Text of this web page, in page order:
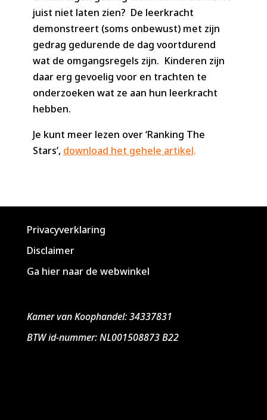
juist niet laten zien? De leerkracht
demonstreert (soms onbewust) met zijn
gedrag gedurende de dag voortdurend
wat de omgangsregels zijn. Kinderen zijn
daar erg gevoelig voor en trachten te
onderzoeken wat ze aan hun leerkracht
hebben.
Je kunt meer lezen over ‘Ranking The
Stars’, download het gehele artikel.
Privacyverklaring
Disclaimer
Ga hier naar de webwinkel
Kamer van Koophandel: 34337831
BTW id-nummer: NL001508873 B22